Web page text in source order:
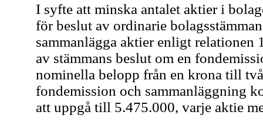
I syfte att minska antalet aktier i
för beslut av ordinarie
sammanlägga aktier enligt relationen
av stämmans beslut om en
nominella belopp från en krona till
fondemission och sammanläggning
att uppgå till 5.475.000, varje aktie